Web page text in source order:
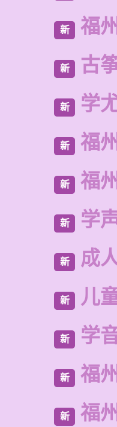
新 福
新 古
新 学
新 福
新 福
新 学
新 成
新 儿
新 学
新 福
新 福